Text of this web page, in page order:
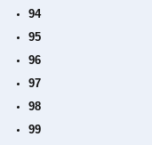
94
95
96
97
98
99